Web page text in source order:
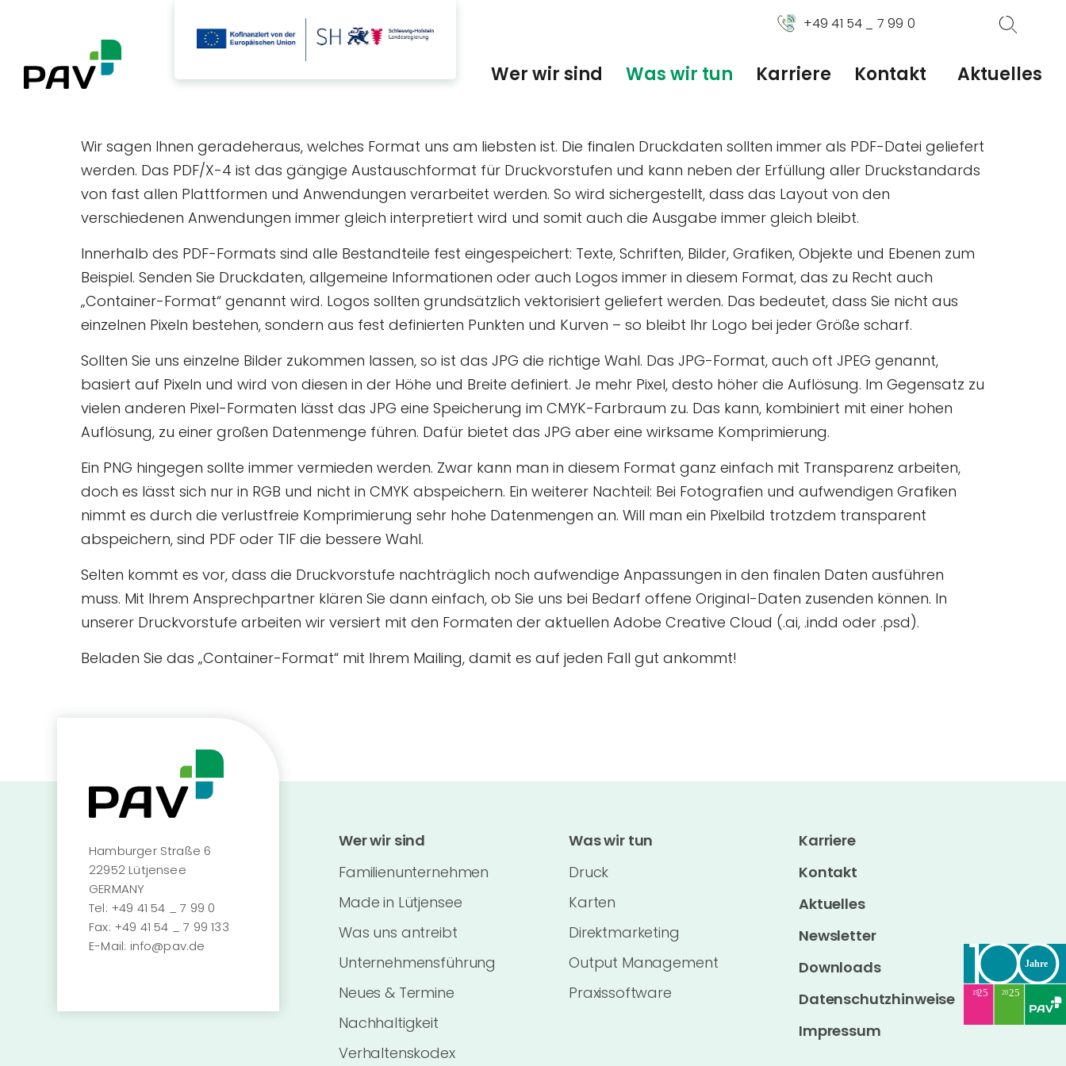
Wer wir sind Was wir tun Karriere Kontakt Aktuelles
+49 41 54 _ 7 99 0
Wir sagen Ihnen geradeheraus, welches Format uns am liebsten ist. Die finalen Druckdaten sollten immer als PDF-Datei geliefert
werden. Das PDF/X-4 ist das gängige Austauschformat für Druckvorstufen und kann neben der Erfüllung aller Druckstandards
von fast allen Plattformen und Anwendungen verarbeitet werden. So wird sichergestellt, dass das Layout von den
verschiedenen Anwendungen immer gleich interpretiert wird und somit auch die Ausgabe immer gleich bleibt.
Innerhalb des PDF-Formats sind alle Bestandteile fest eingespeichert: Texte, Schriften, Bilder, Grafiken, Objekte und Ebenen zum
Beispiel. Senden Sie Druckdaten, allgemeine Informationen oder auch Logos immer in diesem Format, das zu Recht auch
„Container-Format“ genannt wird. Logos sollten grundsätzlich vektorisiert geliefert werden. Das bedeutet, dass Sie nicht aus
einzelnen Pixeln bestehen, sondern aus fest definierten Punkten und Kurven – so bleibt Ihr Logo bei jeder Größe scharf.
Sollten Sie uns einzelne Bilder zukommen lassen, so ist das JPG die richtige Wahl. Das JPG-Format, auch oft JPEG genannt,
basiert auf Pixeln und wird von diesen in der Höhe und Breite definiert. Je mehr Pixel, desto höher die Auflösung. Im Gegensatz zu
vielen anderen Pixel-Formaten lässt das JPG eine Speicherung im CMYK-Farbraum zu. Das kann, kombiniert mit einer hohen
Auflösung, zu einer großen Datenmenge führen. Dafür bietet das JPG aber eine wirksame Komprimierung.
Ein PNG hingegen sollte immer vermieden werden. Zwar kann man in diesem Format ganz einfach mit Transparenz arbeiten,
doch es lässt sich nur in RGB und nicht in CMYK abspeichern. Ein weiterer Nachteil: Bei Fotografien und aufwendigen Grafiken
nimmt es durch die verlustfreie Komprimierung sehr hohe Datenmengen an. Will man ein Pixelbild trotzdem transparent
abspeichern, sind PDF oder TIF die bessere Wahl.
Selten kommt es vor, dass die Druckvorstufe nachträglich noch aufwendige Anpassungen in den finalen Daten ausführen
muss. Mit Ihrem Ansprechpartner klären Sie dann einfach, ob Sie uns bei Bedarf offene Original-Daten zusenden können. In
unserer Druckvorstufe arbeiten wir versiert mit den Formaten der aktuellen Adobe Creative Cloud (.ai, .indd oder .psd).
Beladen Sie das „Container-Format“ mit Ihrem Mailing, damit es auf jeden Fall gut ankommt!
Hamburger Straße 6
22952 Lütjensee
GERMANY
Tel: +49 41 54 _ 7 99 0
Fax: +49 41 54 _ 7 99 133
E-Mail: info@pav.de
Wer wir sind
Familienunternehmen
Made in Lütjensee
Was uns antreibt
Unternehmensführung
Neues & Termine
Nachhaltigkeit
Verhaltenskodex
Was wir tun
Druck
Karten
Direktmarketing
Output Management
Praxissoftware
Karriere
Kontakt
Aktuelles
Newsletter
Downloads
Datenschutzhinweise
Impressum